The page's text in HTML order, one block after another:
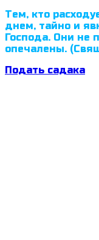
Тем, кто
днем, тайно и
Господа. Они не
опечалены.
Подать садака